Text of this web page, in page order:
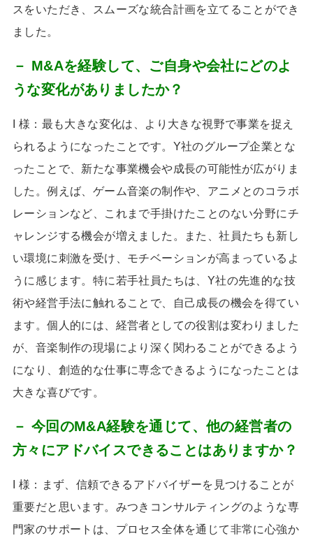
スをいただき、スムーズな統合計画を立てることができ
ました。
－ M&Aを経験して、ご自身や会社にどのよ
うな変化がありましたか？
I 様：最も大きな変化は、より大きな視野で事業を捉え
られるようになったことです。 Y社のグループ企業とな
ったことで、新たな事業機会や成長の可能性が広がりま
した。例えば、ゲーム音楽の制作や、アニメとのコラボ
レーションなど、これまで手掛けたことのない分野にチ
ャレンジする機会が増えました。また、社員たちも新し
い環境に刺激を受け、モチベーションが高まっているよ
うに感じます。特に若手社員たちは、 Y社の先進的な技
術や経営手法に触れることで、自己成長の機会を得てい
ます。個人的には、経営者としての役割は変わりました
が、音楽制作の現場により深く関わることができるよう
になり、創造的な仕事に専念できるようになったことは
大きな喜びです。
－ 今回のM&A経験を通じて、他の経営者の
方々にアドバイスできることはありますか？
I 様：まず、信頼できるアドバイザーを見つけることが
重要だと思います。みつきコンサルティングのような専
門家のサポートは、プロセス全体を通じて非常に心強か